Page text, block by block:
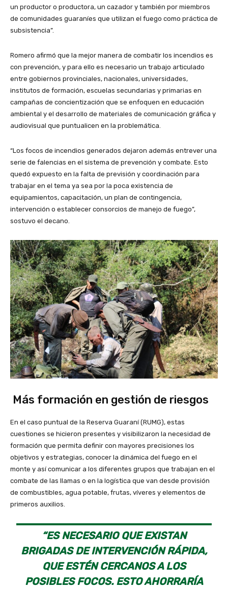
un productor o productora, un cazador y también por miembros
de comunidades guaraníes que utilizan el fuego como práctica de
subsistencia”.
Romero afirmó que la mejor manera de combatir los incendios es
con prevención, y para ello es necesario un trabajo articulado
entre gobiernos provinciales, nacionales, universidades,
institutos de formación, escuelas secundarias y primarias en
campañas de concientización que se enfoquen en educación
ambiental y el desarrollo de materiales de comunicación gráfica y
audiovisual que puntualicen en la problemática.
“Los focos de incendios generados dejaron además entrever una
serie de falencias en el sistema de prevención y combate. Esto
quedó expuesto en la falta de previsión y coordinación para
trabajar en el tema ya sea por la poca existencia de
equipamientos, capacitación, un plan de contingencia,
intervención o establecer consorcios de manejo de fuego”,
sostuvo el decano.
Más formación en gestión de riesgos
En el caso puntual de la Reserva Guaraní (RUMG), estas
cuestiones se hicieron presentes y visibilizaron la necesidad de
formación que permita definir con mayores precisiones los
objetivos y estrategias, conocer la dinámica del fuego en el
monte y así comunicar a los diferentes grupos que trabajan en el
combate de las llamas o en la logística que van desde provisión
de combustibles, agua potable, frutas, víveres y elementos de
primeros auxilios.
“ES NECESARIO QUE EXISTAN
BRIGADAS DE INTERVENCIÓN RÁPIDA,
QUE ESTÉN CERCANOS A LOS
POSIBLES FOCOS. ESTO AHORRARÍA